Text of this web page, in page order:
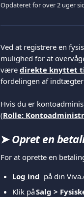
Opdateret for over 2 uger
Ved at registrere en
mulighed for at
være direkte knyttet
fordelingen af
Hvis du er
(Rolle:
➤ Opret en
For at oprette en
Log ind
på din
Klik på Salg >